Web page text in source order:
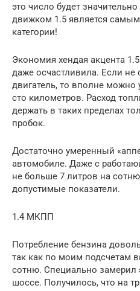
это число будет
движком 1.5 является
категории!
Экономия хендая акцента
даже осчастливила. Если не
двигатель, то вполне можно
сто километров. Расход
держать в таких пределах
пробок.
Достаточно умеренный
автомобиле. Даже с
не больше 7 литров на
допустимые показатели.
1.4 МКПП
Потребление бензина
так как по моим подсчетам
сотню. Специально замерил
шоссе. Получилось, что на